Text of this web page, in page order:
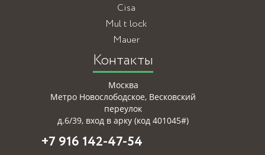
Cisa
Mul t lock
Mauer
Контакты
Москва
Метро Новослободское, Весковский
переулок
д.6/39, вход в арку (код 401045#)
+7 916 142-47-54